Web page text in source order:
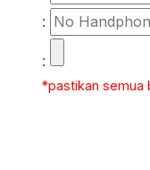
:
:
*pastikan semua